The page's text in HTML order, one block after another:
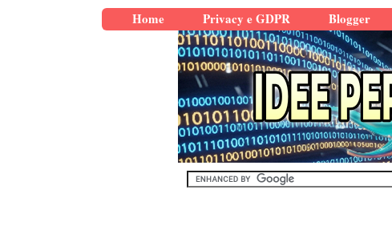
Home Privacy e GDPR Blogger